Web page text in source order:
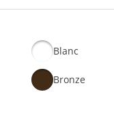
Blanc
Bronze